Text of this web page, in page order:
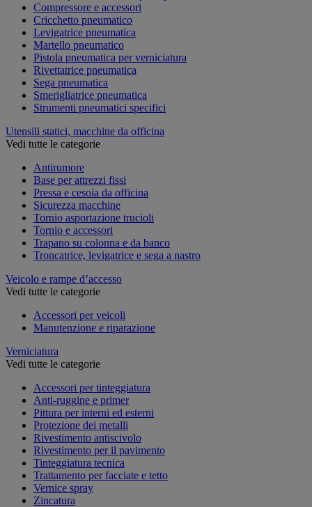
Compressore e accessori
Cricchetto pneumatico
Levigatrice pneumatica
Martello pneumatico
Pistola pneumatica per verniciatura
Rivettatrice pneumatica
Sega pneumatica
Smerigliatrice pneumatica
Strumenti pneumatici specifici
Utensili statici, macchine da officina
Vedi tutte le categorie
Antirumore
Base per attrezzi fissi
Pressa e cesoia da officina
Sicurezza macchine
Tornio asportazione trucioli
Tornio e accessori
Trapano su colonna e da banco
Troncatrice, levigatrice e sega a nastro
Veicolo e rampe d’accesso
Vedi tutte le categorie
Accessori per veicoli
Manutenzione e riparazione
Verniciatura
Vedi tutte le categorie
Accessori per tinteggiatura
Anti-ruggine e primer
Pittura per interni ed esterni
Protezione dei metalli
Rivestimento antiscivolo
Rivestimento per il pavimento
Tinteggiatura tecnica
Trattamento per facciate e tetto
Vernice spray
Zincatura